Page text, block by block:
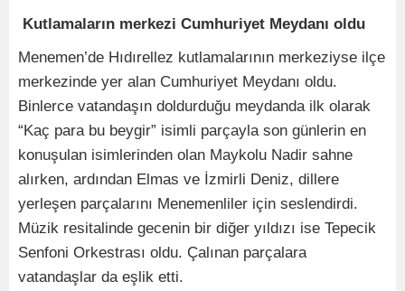
Kutlamaların merkezi Cumhuriyet Meydanı oldu
Menemen’de Hıdırellez kutlamalarının merkeziyse ilçe
merkezinde yer alan Cumhuriyet Meydanı oldu.
Binlerce vatandaşın doldurduğu meydanda ilk olarak
“Kaç para bu beygir” isimli parçayla son günlerin en
konuşulan isimlerinden olan Maykolu Nadir sahne
alırken, ardından Elmas ve İzmirli Deniz, dillere
yerleşen parçalarını Menemenliler için seslendirdi.
Müzik resitalinde gecenin bir diğer yıldızı ise Tepecik
Senfoni Orkestrası oldu. Çalınan parçalara
vatandaşlar da eşlik etti.